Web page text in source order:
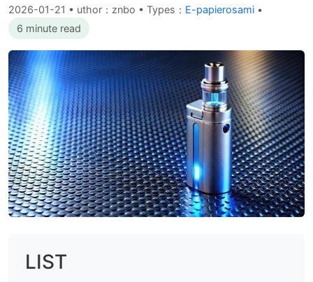
2026-01-21 • uthor：znbo • Types： E-papierosami •
6 minute read
LIST